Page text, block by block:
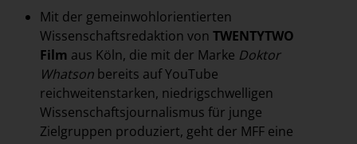
Mit der gemeinwohlorientierten
Wissenschaftsredaktion von TWENTYTWO
Film aus Köln, die mit der Marke Doktor
Whatson bereits auf YouTube
reichweitenstarken, niedrigschwelligen
Wissenschaftsjournalismus für junge
Zielgruppen produziert, geht der MFF eine